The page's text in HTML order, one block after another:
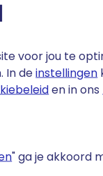
voor jou te
In deinstellingen
en in ons
" ga je akkoord
klanten
is een .be-
zichtbaarheid
in België